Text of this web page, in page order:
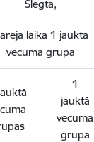
Slēgta,
laikā 1 jauktā
vecuma grupa
1
jauktā
vecuma
grupa